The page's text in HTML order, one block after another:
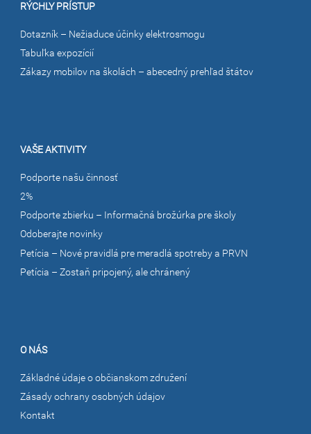
RÝCHLY PRÍSTUP
Dotazník – Nežiaduce účinky elektrosmogu
Tabuľka expozícií
Zákazy mobilov na školách – abecedný prehľad štátov
VAŠE AKTIVITY
Podporte našu činnosť
2%
Podporte zbierku – Informačná brožúrka pre školy
Odoberajte novinky
Petícia – Nové pravidlá pre meradlá spotreby a PRVN
Petícia – Zostaň pripojený, ale chránený
O NÁS
Základné údaje o občianskom združení
Zásady ochrany osobných údajov
Kontakt